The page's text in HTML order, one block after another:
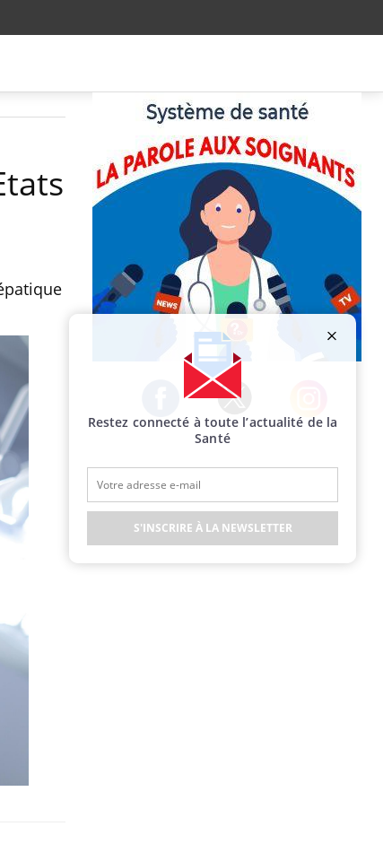
Facebook Twitter Instagram
Restez connecté à toute l’actualité de la
Santé
S'INSCRIRE À LA NEWSLETTER